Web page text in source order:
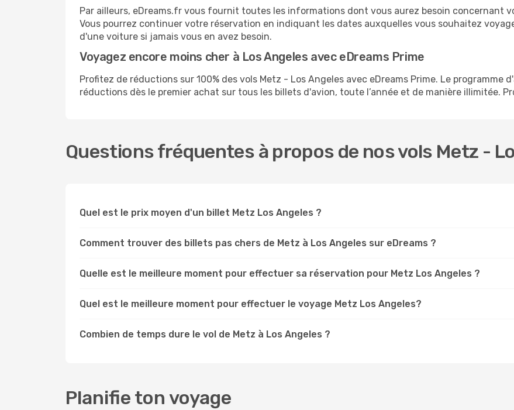
Par ailleurs, eDreams.fr vous fournit toutes les informations dont vous aurez besoin concernant
Vous pourrez continuer votre réservation en indiquant les dates auxquelles vous souhaitez
d'une voiture si jamais vous en avez besoin.
Voyagez encore moins cher à Los Angeles avec eDreams Prime
Profitez de réductions sur 100% des vols Metz - Los Angeles avec eDreams Prime. Le programme
réductions dès le premier achat sur tous les billets d'avion, toute l’année et de manière illimitée.
Questions fréquentes à propos de nos vols Metz -
Quel est le prix moyen d'un billet Metz Los Angeles ?
Comment trouver des billets pas chers de Metz à Los Angeles sur eDreams ?
Quelle est le meilleure moment pour effectuer sa réservation pour Metz Los Angeles ?
Quel est le meilleure moment pour effectuer le voyage Metz Los Angeles?
Combien de temps dure le vol de Metz à Los Angeles ?
Planifie ton voyage